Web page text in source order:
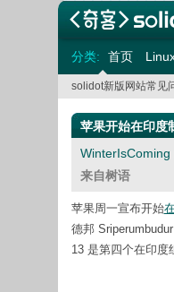
分类: 首页
solidot新版网站常见
苹果开始在印度
WinterIsComing
来自树语
苹果周一宣布开始
德邦
13 是第四个在印度